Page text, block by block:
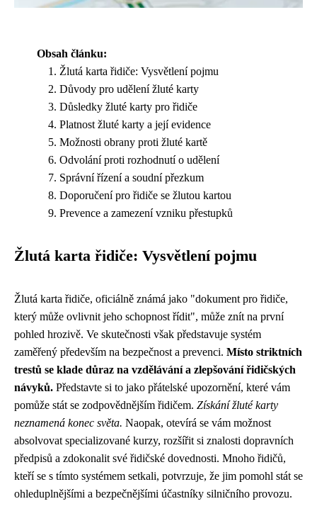
Obsah článku:
Žlutá karta řidiče: Vysvětlení pojmu
Důvody pro udělení žluté karty
Důsledky žluté karty pro řidiče
Platnost žluté karty a její evidence
Možnosti obrany proti žluté kartě
Odvolání proti rozhodnutí o udělení
Správní řízení a soudní přezkum
Doporučení pro řidiče se žlutou kartou
Prevence a zamezení vzniku přestupků
Žlutá karta řidiče: Vysvětlení pojmu
Žlutá karta řidiče, oficiálně známá jako "dokument pro řidiče,
který může ovlivnit jeho schopnost řídit", může znít na první
pohled hrozivě. Ve skutečnosti však představuje systém
zaměřený především na bezpečnost a prevenci. Místo striktních
trestů se klade důraz na vzdělávání a zlepšování řidičských
návyků. Představte si to jako přátelské upozornění, které vám
pomůže stát se zodpovědnějším řidičem. Získání žluté karty
neznamená konec světa. Naopak, otevírá se vám možnost
absolvovat specializované kurzy, rozšířit si znalosti dopravních
předpisů a zdokonalit své řidičské dovednosti. Mnoho řidičů,
kteří se s tímto systémem setkali, potvrzuje, že jim pomohl stát se
ohleduplnějšími a bezpečnějšími účastníky silničního provozu.